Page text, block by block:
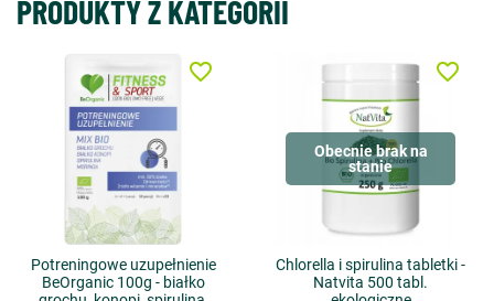
PRODUKTY Z KATEGORII
Potreningowe uzupełnienie
BeOrganic 100g - białko
favorite_border
Obecnie brak na
stanie
Chlorella i spirulina tabletki -
Natvita 500 tabl.
favorite_border